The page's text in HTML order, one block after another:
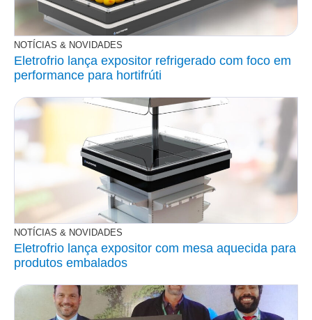
NOTÍCIAS & NOVIDADES
Eletrofrio lança expositor refrigerado com foco em
performance para hortifrúti
NOTÍCIAS & NOVIDADES
Eletrofrio lança expositor com mesa aquecida para
produtos embalados